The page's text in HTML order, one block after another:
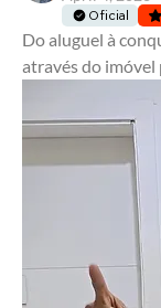
Oficial
Do aluguel à
através do